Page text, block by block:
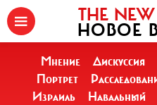
THE
НОВОЕ
Мнение Дискуссия
Портрет
Израиль
Навальный